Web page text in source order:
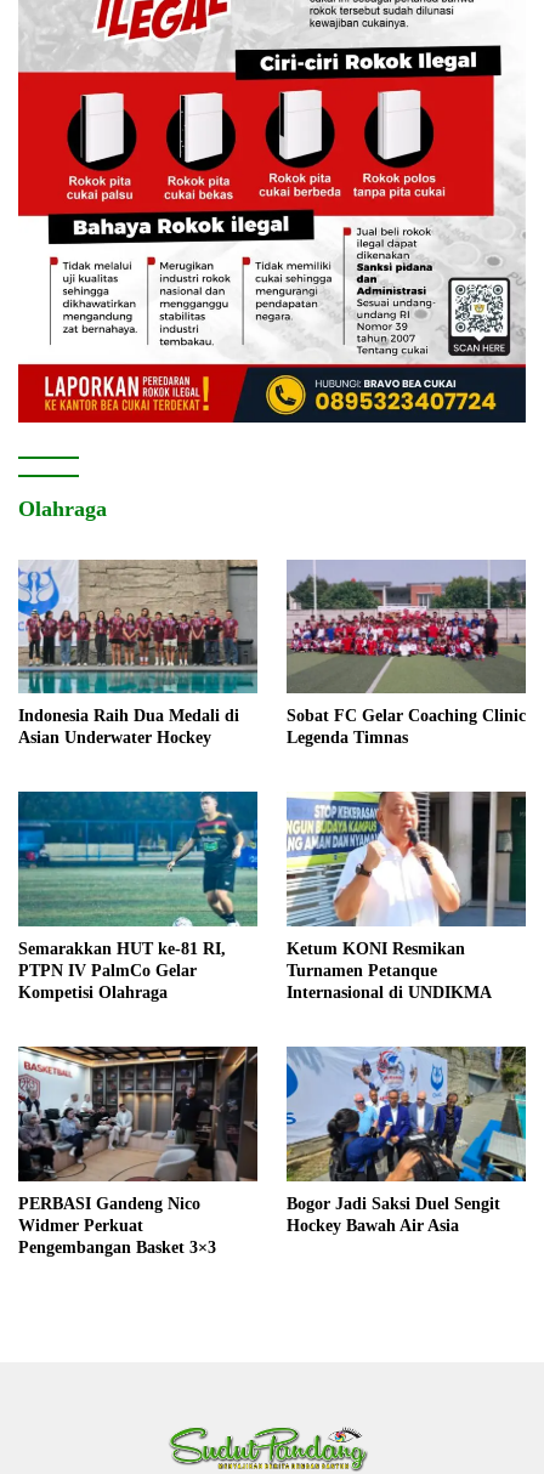
Olahraga
Indonesia Raih Dua Medali di
Asian Underwater Hockey
Sobat FC Gelar Coaching Clinic
Legenda Timnas
Semarakkan HUT ke-81 RI,
PTPN IV PalmCo Gelar
Kompetisi Olahraga
Ketum KONI Resmikan
Turnamen Petanque
Internasional di UNDIKMA
PERBASI Gandeng Nico
Widmer Perkuat
Pengembangan Basket 3×3
Bogor Jadi Saksi Duel Sengit
Hockey Bawah Air Asia